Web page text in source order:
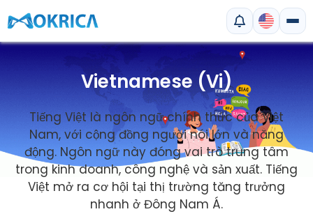
Vietnamese (Vi)
Tiếng Việt là ngôn ngữ chính thức của Việt
Nam, với cộng đồng người nói lớn và năng
động. Ngôn ngữ này đóng vai trò trung tâm
trong kinh doanh, công nghệ và sản xuất. Tiếng
Việt mở ra cơ hội tại thị trường tăng trưởng
nhanh ở Đông Nam Á.